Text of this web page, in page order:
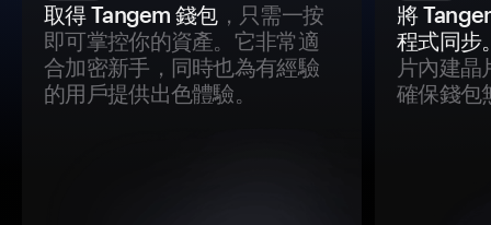
取得 Tangem 錢包，只需一按
即可掌控你的資產。它非常適
合加密新手，同時也為有經驗
的用戶提供出色體驗。
將
程式同步
片內建晶
確保錢包